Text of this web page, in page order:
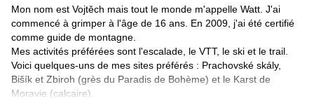
Mon nom est Vojtěch mais tout le monde m'appelle Watt. J'ai
commencé à grimper à l'âge de 16 ans. En 2009, j'ai été certifié
comme guide de montagne.
Mes activités préférées sont l'escalade, le VTT, le ski et le trail.
Voici quelques-uns de mes sites préférés : Prachovské skály,
Bišík et Zbiroh (grès du Paradis de Bohème) et le Karst de
Moravie (calcaire).